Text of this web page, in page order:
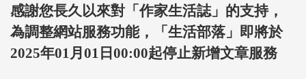
感謝您長久以來對「作家生活誌」的支持，
為調整網站服務功能，「生活部落」即將於
2025年01月01日00:00起停止新增文章服務